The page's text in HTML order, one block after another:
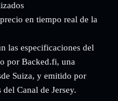
en tiempo real de la
las especificaciones del
por Backed.fi, una
Suiza, y emitido por
Canal de Jersey.